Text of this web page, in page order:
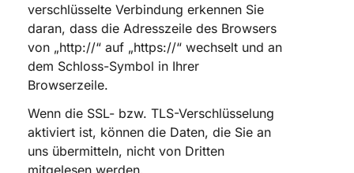
verschlüsselte Verbindung erkennen Sie
daran, dass die Adresszeile des Browsers
von „http://“ auf „https://“ wechselt und an
dem Schloss-Symbol in Ihrer
Browserzeile.
Wenn die SSL- bzw. TLS-Verschlüsselung
aktiviert ist, können die Daten, die Sie an
uns übermitteln, nicht von Dritten